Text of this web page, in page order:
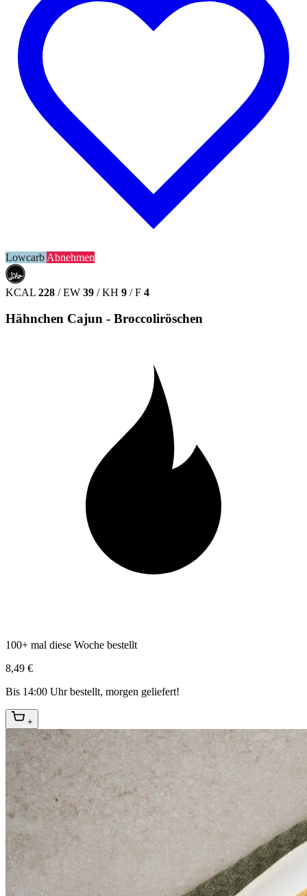
Lowcarb Abnehmen
حلال
HALAL
KCAL 228 / EW 39 / KH 9 / F 4
Hähnchen Cajun - Broccoliröschen
100+ mal diese Woche bestellt
8,49 €
Bis 14:00 Uhr bestellt, morgen geliefert!
+